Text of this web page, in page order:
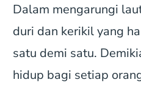
Dalam mengarungi
duri dan kerikil yang
satu demi satu.
hidup bagi setiap